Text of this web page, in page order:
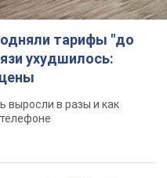
тарифы "до
ухудшилось:
выросли в разы и как